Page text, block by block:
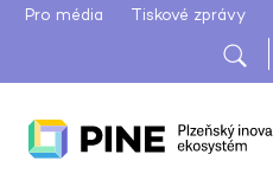
Pro média Tiskové zprávy